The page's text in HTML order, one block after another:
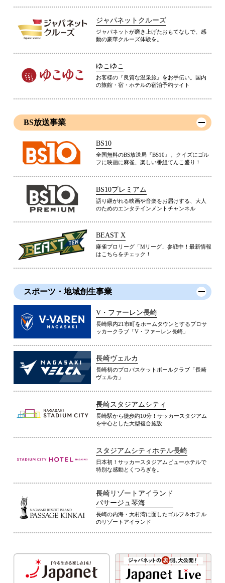
ジャパネットクルーズ
ジャパネットが磨き上げたおもてなしで、感
動の豪華クルーズ体験を。
ゆこゆこ
お客様の『良質な温泉旅』をお手伝い。国内
の旅館・宿・ホテルの宿泊予約サイト
BS放送事業
BS10
全国無料のBS放送局『BS10』。クイズにゴル
フに映画に麻雀、楽しい番組てんこ盛り！
BS10プレミアム
語り継がれる映画や音楽をお届けする、大人
のためのエンタテインメントチャンネル
BEAST X
麻雀プロリーグ「Mリーグ」参戦中！最新情報
はこちらをチェック！
スポーツ・地域創生事業
V・ファーレン長崎
長崎県内21市町をホームタウンとするプロサ
ッカークラブ「V・ファーレン長崎」
長崎ヴェルカ
長崎初のプロバスケットボールクラブ「長崎
ヴェルカ」
長崎スタジアムシティ
長崎駅から徒歩約10分！サッカースタジアム
を中心とした大型複合施設
スタジアムシティホテル長崎
日本初！サッカースタジアムビューホテルで
特別な感動とくつろぎを。
長崎リゾートアイランド
パサージュ琴海
長崎の内海・大村湾に面したゴルフ＆ホテル
のリゾートアイランド